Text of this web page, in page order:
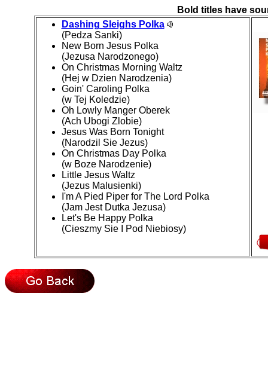
Bold titles have
Dashing Sleighs Polka
(Pedza Sanki)
New Born Jesus Polka
(Jezusa Narodzonego)
On Christmas Morning Waltz
(Hej w Dzien Narodzenia)
Goin' Caroling Polka
(w Tej Koledzie)
Oh Lowly Manger Oberek
(Ach Ubogi Zlobie)
Jesus Was Born Tonight
(Narodzil Sie Jezus)
On Christmas Day Polka
(w Boze Narodzenie)
Little Jesus Waltz
(Jezus Malusienki)
I'm A Pied Piper for The Lord Polka
(Jam Jest Dutka Jezusa)
Let's Be Happy Polka
(Cieszmy Sie I Pod Niebiosy)